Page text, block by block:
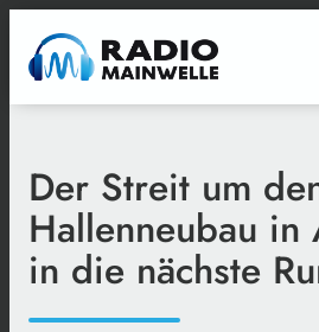
Der Streit um
Hallenneubau
in die nächste